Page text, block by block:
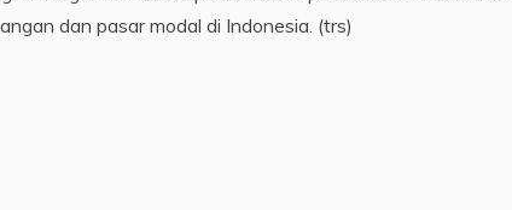
dan pasar modal di Indonesia. (trs)